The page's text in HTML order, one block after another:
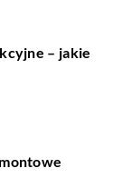
– jakie